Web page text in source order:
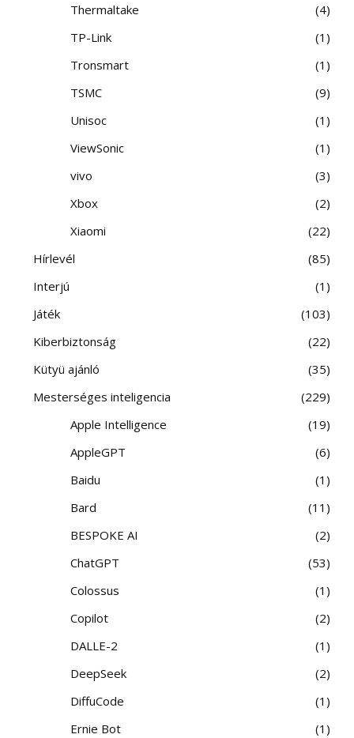
Thermaltake
4
TP-Link
1
Tronsmart
1
TSMC
9
Unisoc
1
ViewSonic
1
vivo
3
Xbox
2
Xiaomi
22
Hírlevél
85
Interjú
1
Játék
103
Kiberbiztonság
22
Kütyü ajánló
35
Mesterséges inteligencia
229
Apple Intelligence
19
AppleGPT
6
Baidu
1
Bard
11
BESPOKE AI
2
ChatGPT
53
Colossus
1
Copilot
2
DALLE-2
1
DeepSeek
2
DiffuCode
1
Ernie Bot
1